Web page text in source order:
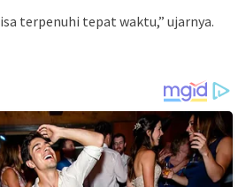
terpenuhi tepat waktu,” ujarnya.